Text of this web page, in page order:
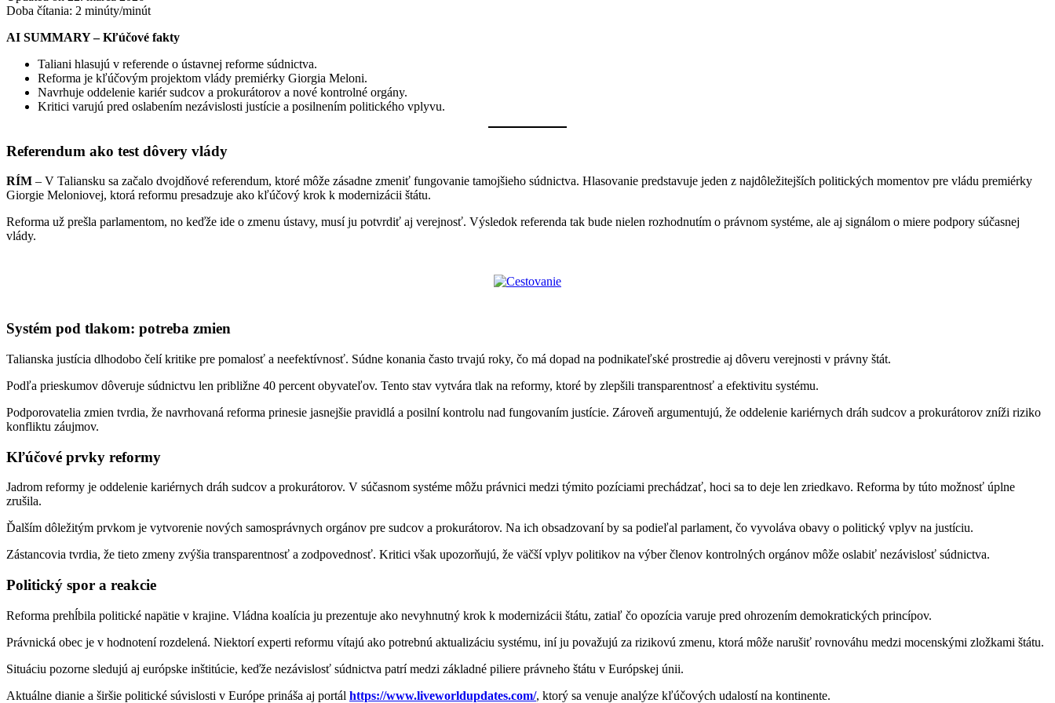
Doba čítania: 2 minúty/minút
AI SUMMARY – Kľúčové fakty
Taliani hlasujú v referende o ústavnej reforme súdnictva.
Reforma je kľúčovým projektom vlády premiérky Giorgia Meloni.
Navrhuje oddelenie kariér sudcov a prokurátorov a nové kontrolné orgány.
Kritici varujú pred oslabením nezávislosti justície a posilnením politického vplyvu.
Referendum ako test dôvery vlády
RÍM – V Taliansku sa začalo dvojdňové referendum, ktoré môže zásadne zmeniť fungovanie tamojšieho súdnictva. Hlasovanie predstavuje jeden z najdôležitejších politických momentov pre vládu premiérky
Giorgie Meloniovej, ktorá reformu presadzuje ako kľúčový krok k modernizácii štátu.
Reforma už prešla parlamentom, no keďže ide o zmenu ústavy, musí ju potvrdiť aj verejnosť. Výsledok referenda tak bude nielen rozhodnutím o právnom systéme, ale aj signálom o miere podpory súčasnej
vlády.
Systém pod tlakom: potreba zmien
Talianska justícia dlhodobo čelí kritike pre pomalosť a neefektívnosť. Súdne konania často trvajú roky, čo má dopad na podnikateľské prostredie aj dôveru verejnosti v právny štát.
Podľa prieskumov dôveruje súdnictvu len približne 40 percent obyvateľov. Tento stav vytvára tlak na reformy, ktoré by zlepšili transparentnosť a efektivitu systému.
Podporovatelia zmien tvrdia, že navrhovaná reforma prinesie jasnejšie pravidlá a posilní kontrolu nad fungovaním justície. Zároveň argumentujú, že oddelenie kariérnych dráh sudcov a prokurátorov zníži riziko
konfliktu záujmov.
Kľúčové prvky reformy
Jadrom reformy je oddelenie kariérnych dráh sudcov a prokurátorov. V súčasnom systéme môžu právnici medzi týmito pozíciami prechádzať, hoci sa to deje len zriedkavo. Reforma by túto možnosť úplne
zrušila.
Ďalším dôležitým prvkom je vytvorenie nových samosprávnych orgánov pre sudcov a prokurátorov. Na ich obsadzovaní by sa podieľal parlament, čo vyvoláva obavy o politický vplyv na justíciu.
Zástancovia tvrdia, že tieto zmeny zvýšia transparentnosť a zodpovednosť. Kritici však upozorňujú, že väčší vplyv politikov na výber členov kontrolných orgánov môže oslabiť nezávislosť súdnictva.
Politický spor a reakcie
Reforma prehĺbila politické napätie v krajine. Vládna koalícia ju prezentuje ako nevyhnutný krok k modernizácii štátu, zatiaľ čo opozícia varuje pred ohrozením demokratických princípov.
Právnická obec je v hodnotení rozdelená. Niektorí experti reformu vítajú ako potrebnú aktualizáciu systému, iní ju považujú za rizikovú zmenu, ktorá môže narušiť rovnováhu medzi mocenskými zložkami štátu.
Situáciu pozorne sledujú aj európske inštitúcie, keďže nezávislosť súdnictva patrí medzi základné piliere právneho štátu v Európskej únii.
Aktuálne dianie a širšie politické súvislosti v Európe prináša aj portál https://www.liveworldupdates.com/, ktorý sa venuje analýze kľúčových udalostí na kontinente.